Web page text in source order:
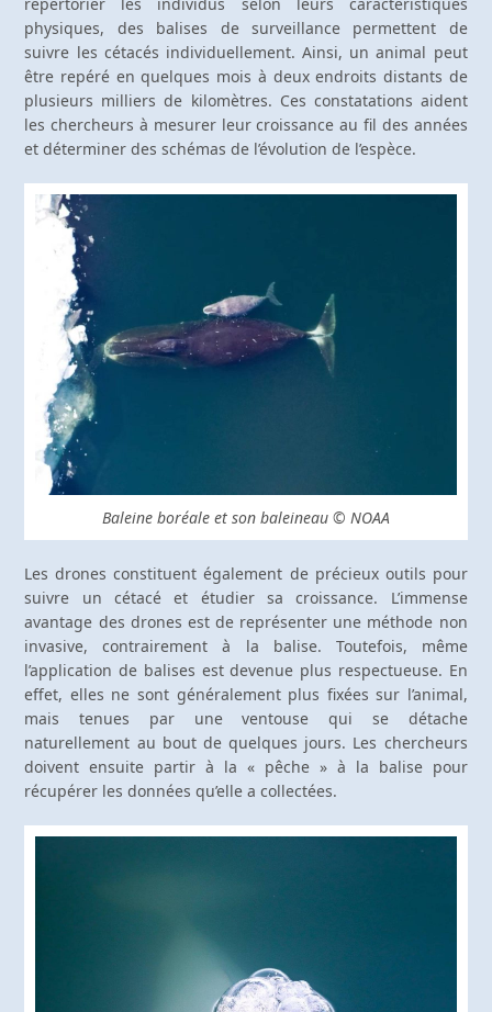
physiques, des balises de surveillance permettent de
suivre les cétacés individuellement. Ainsi, un animal peut
être repéré en quelques mois à deux endroits distants de
plusieurs milliers de kilomètres. Ces constatations aident
les chercheurs à mesurer leur croissance au fil des années
et déterminer des schémas de l’évolution de l’espèce.
Baleine boréale et son baleineau © NOAA
Les drones constituent également de précieux outils pour
suivre un cétacé et étudier sa croissance. L’immense
avantage des drones est de représenter une méthode non
invasive, contrairement à la balise. Toutefois, même
l’application de balises est devenue plus respectueuse. En
effet, elles ne sont généralement plus fixées sur l’animal,
mais tenues par une ventouse qui se détache
naturellement au bout de quelques jours. Les chercheurs
doivent ensuite partir à la « pêche » à la balise pour
récupérer les données qu’elle a collectées.